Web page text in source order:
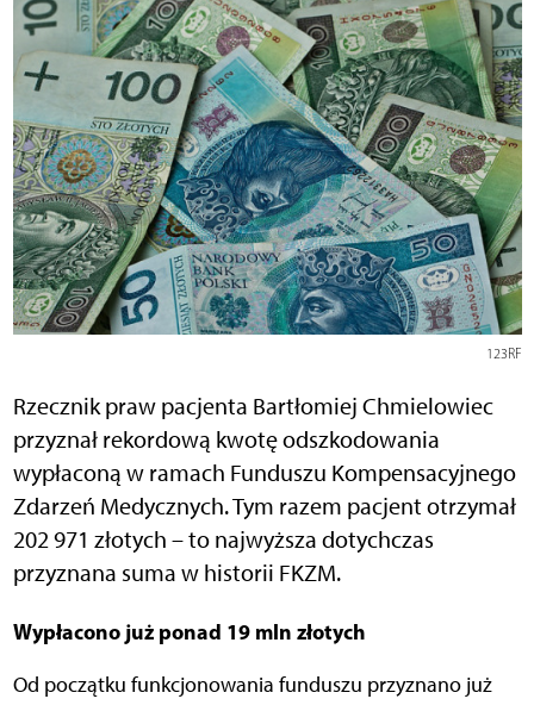
123RF
Rzecznik praw pacjenta Bartłomiej Chmielowiec
przyznał rekordową kwotę odszkodowania
wypłaconą w ramach Funduszu Kompensacyjnego
Zdarzeń Medycznych. Tym razem pacjent otrzymał
202 971 złotych – to najwyższa dotychczas
przyznana suma w historii FKZM.
Wypłacono już ponad 19 mln złotych
Od początku funkcjonowania funduszu przyznano już